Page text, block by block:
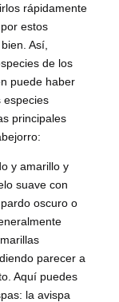
rápidamente
estos
Así,
de los
puede haber
especies
principales
y amarillo y
suave con
oscuro o
parecer a
Aquí puedes
la avispa